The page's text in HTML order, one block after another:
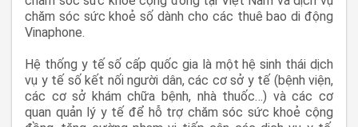
chăm sóc sức khoẻ số dành cho các thuê bao di động
Vinaphone.
Hệ thống y tế số cấp quốc gia là một hệ sinh thái dịch
vụ y tế số kết nối người dân, các cơ sở y tế (bệnh viện,
các cơ sở khám chữa bệnh, nhà thuốc…) và các cơ
quan quản lý y tế để hỗ trợ chăm sóc sức khoẻ cộng